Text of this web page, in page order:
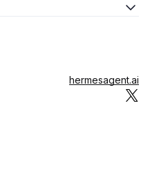
hermesagent.ai